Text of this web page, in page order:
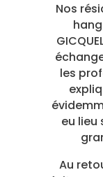
Nos
les
eu lieu
Au